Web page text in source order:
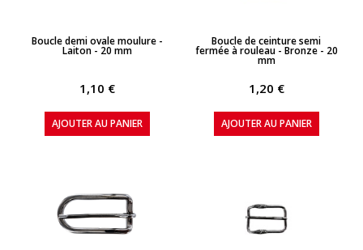
APERÇU RAPIDE
Boucle demi ovale moulure -
Laiton - 20 mm
1,10 €
AJOUTER AU PANIER
APERÇU RAPIDE
Boucle de ceinture semi
fermée à rouleau - Bronze - 20
mm
1,20 €
AJOUTER AU PANIER